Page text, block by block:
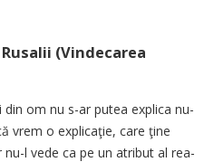
(Vindecarea
om nu s-ar putea explica nu­
vrem o explicaţie, care ţine
nu-l vede ca pe un atribut al rea­